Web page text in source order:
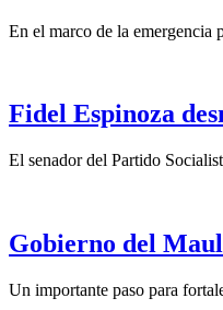
En el marco de la emergencia
Fidel Espinoza
El senador del Partido
Gobierno del
Un importante paso para